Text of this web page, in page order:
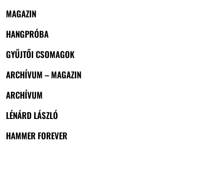
MAGAZIN
HANGPRÓBA
GYŰJTŐI CSOMAGOK
ARCHÍVUM – MAGAZIN
ARCHÍVUM
LÉNÁRD LÁSZLÓ
HAMMER FOREVER